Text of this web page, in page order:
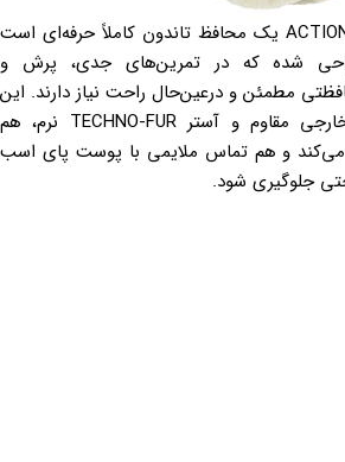
ACTION TECHNO-FUR Tendon یک محافظ تاندون کاملاً حرفه‌ای است
شده که در تمرین‌های جدی، پرش و
مطمئن و درعین‌حال راحت نیاز دارند. این
مدل با ترکیب پوشش خارجی مقاوم و آستر TECHNO-FUR نرم، هم
می‌کند و هم تماس ملایمی با پوست پای اسب
جلوگیری شود.